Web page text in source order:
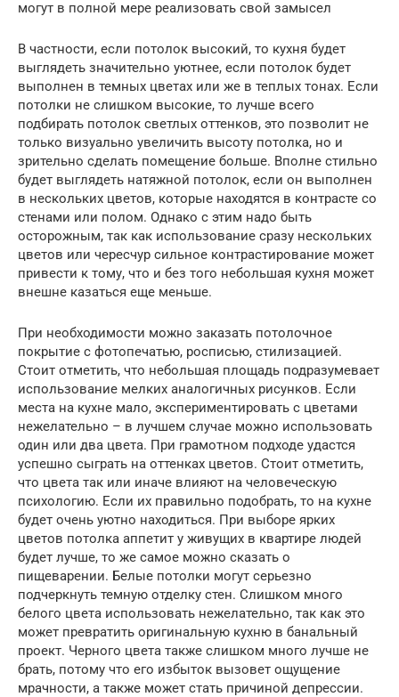
могут в полной мере реализовать свой замысел
В частности, если потолок высокий, то кухня будет
выглядеть значительно уютнее, если потолок будет
выполнен в темных цветах или же в теплых тонах. Если
потолки не слишком высокие, то лучше всего
подбирать потолок светлых оттенков, это позволит не
только визуально увеличить высоту потолка, но и
зрительно сделать помещение больше. Вполне стильно
будет выглядеть натяжной потолок, если он выполнен
в нескольких цветов, которые находятся в контрасте со
стенами или полом. Однако с этим надо быть
осторожным, так как использование сразу нескольких
цветов или чересчур сильное контрастирование может
привести к тому, что и без того небольшая кухня может
внешне казаться еще меньше.
При необходимости можно заказать потолочное
покрытие с фотопечатью, росписью, стилизацией.
Стоит отметить, что небольшая площадь подразумевает
использование мелких аналогичных рисунков. Если
места на кухне мало, экспериментировать с цветами
нежелательно – в лучшем случае можно использовать
один или два цвета. При грамотном подходе удастся
успешно сыграть на оттенках цветов. Стоит отметить,
что цвета так или иначе влияют на человеческую
психологию. Если их правильно подобрать, то на кухне
будет очень уютно находиться. При выборе ярких
цветов потолка аппетит у живущих в квартире людей
будет лучше, то же самое можно сказать о
пищеварении. Белые потолки могут серьезно
подчеркнуть темную отделку стен. Слишком много
белого цвета использовать нежелательно, так как это
может превратить оригинальную кухню в банальный
проект. Черного цвета также слишком много лучше не
брать, потому что его избыток вызовет ощущение
мрачности, а также может стать причиной депрессии.